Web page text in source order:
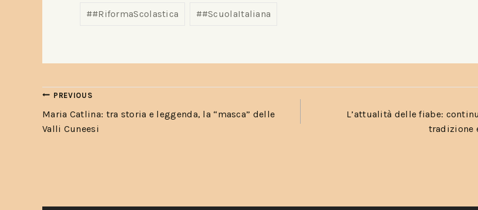
##RiformaScolastica ##ScuolaItaliana
PREVIOUS
Maria Catlina: tra storia e leggenda, la “masca” delle
Valli Cuneesi
L’attualità delle fiabe:
tradizione